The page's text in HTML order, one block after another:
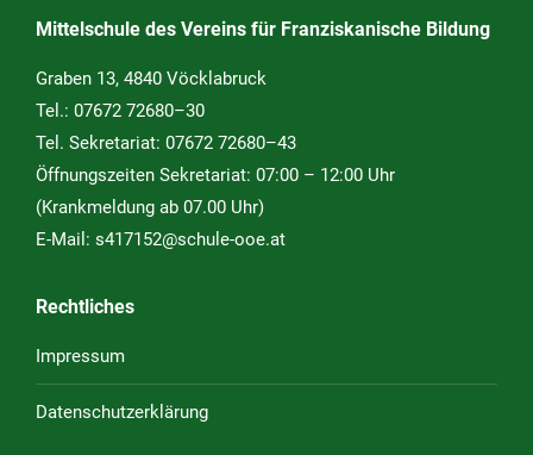
Mittelschule des Vereins für Franziskanische Bildung
Graben 13, 4840 Vöcklabruck
Tel.: 07672 72680–30
Tel. Sekretariat: 07672 72680–43
Öffnungszeiten Sekretariat: 07:00 – 12:00 Uhr
(Krankmeldung ab 07.00 Uhr)
E-Mail: s417152@schule-ooe.at
Rechtliches
Impressum
Datenschutzerklärung